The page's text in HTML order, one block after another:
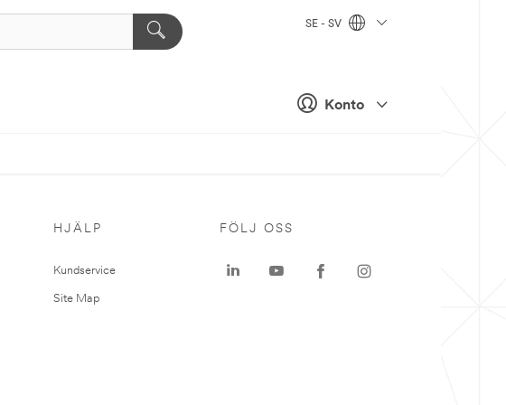
Konto
SE - SV
HJÄLP
Kundservice
Site Map
FÖLJ OSS